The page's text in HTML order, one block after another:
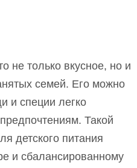
не только вкусное, но и
семей. Его можно
и специи легко
Такой
детского питания
и сбалансированному